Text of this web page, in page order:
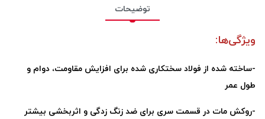
توضیحات
ویژگی‌ها:
-ساخته شده از فولاد سختکاری شده برای افزایش مقاومت، دوام و
طول عمر
-روکش مات در قسمت سری برای ضد زنگ زدگی و اثربخشی بیشتر